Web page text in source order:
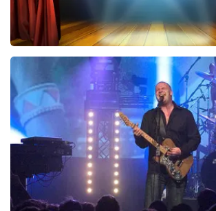
40 45 De Musical
290laatste 30 minuten
BESTEL NU